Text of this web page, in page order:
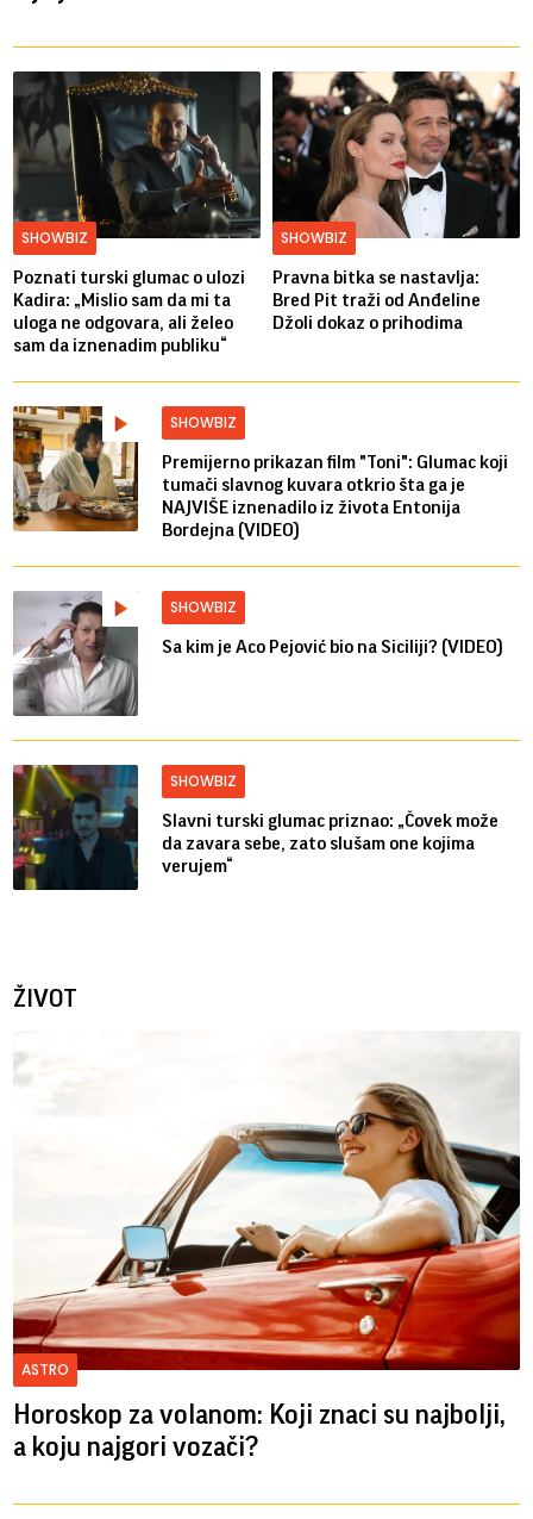
SHOWBIZ
Poznati turski glumac o ulozi
Kadira: „Mislio sam da mi ta
uloga ne odgovara, ali želeo
sam da iznenadim publiku“
SHOWBIZ
Pravna bitka se nastavlja:
Bred ​​Pit traži od Anđeline
Džoli dokaz o prihodima
SHOWBIZ
Premijerno prikazan film "Toni": Glumac koji
tumači slavnog kuvara otkrio šta ga je
NAJVIŠE iznenadilo iz života Entonija
Bordejna (VIDEO)
SHOWBIZ
Sa kim je Aco Pejović bio na Siciliji? (VIDEO)
SHOWBIZ
Slavni turski glumac priznao: „Čovek može
da zavara sebe, zato slušam one kojima
verujem“
ŽIVOT
ASTRO
Horoskop za volanom: Koji znaci su najbolji,
a koju najgori vozači?